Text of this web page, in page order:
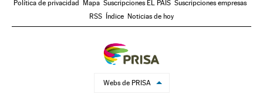
Política de privacidad
Mapa Suscripciones EL PAÍS Suscripciones empresas
RSS
Índice Noticias de hoy
Webs de PRISA